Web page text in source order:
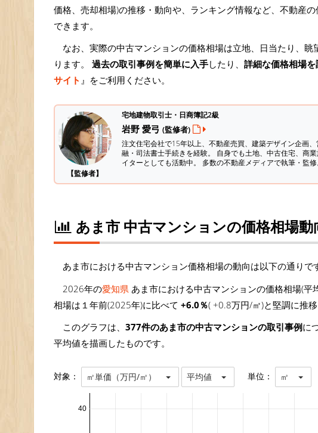
価格、売却相場)の推移・動向や、ランキング情報など、不動産
できます。
なお、実際の中古マンションの価格相場は立地、日当たり、
ります。 過去の取引事例を簡単に入手したり、 詳細な価格相場を
サイト 』をご利用ください。
【監修者】
宅地建物取引士・日商簿記2級
岩野 愛弓 (監修者)
注文住宅会社で15年以上、不動産売買、建築デザイン企画
融・司法書士手続きを経験。 自身でも土地、中古住宅、商
イターとしても活動中。 多数の不動産メディアで執筆・監修
あま市 中古マンションの価格相場動
あま市における中古マンション価格相場の動向は以下の通りで
2026年の愛知県 あま市における中古マンションの価格相場(平
相場は１年前(2025年)に比べて +6.0％( +0.8万円/㎡)と堅調に推移
このグラフは、 377件のあま市の中古マンションの取引事例に
平均値を描画したものです。
対象： ㎡単価（万円/㎡） 平均値 単位： ㎡
40